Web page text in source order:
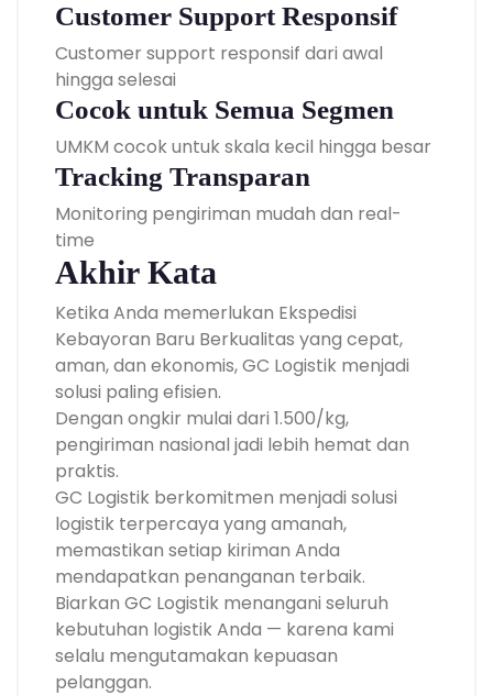
Customer Support Responsif
Customer support responsif dari awal
hingga selesai
Cocok untuk Semua Segmen
UMKM cocok untuk skala kecil hingga besar
Tracking Transparan
Monitoring pengiriman mudah dan real-
time
Akhir Kata
Ketika Anda memerlukan Ekspedisi
Kebayoran Baru Berkualitas yang cepat,
aman, dan ekonomis, GC Logistik menjadi
solusi paling efisien.
Dengan ongkir mulai dari 1.500/kg,
pengiriman nasional jadi lebih hemat dan
praktis.
GC Logistik berkomitmen menjadi solusi
logistik terpercaya yang amanah,
memastikan setiap kiriman Anda
mendapatkan penanganan terbaik.
Biarkan GC Logistik menangani seluruh
kebutuhan logistik Anda — karena kami
selalu mengutamakan kepuasan
pelanggan.